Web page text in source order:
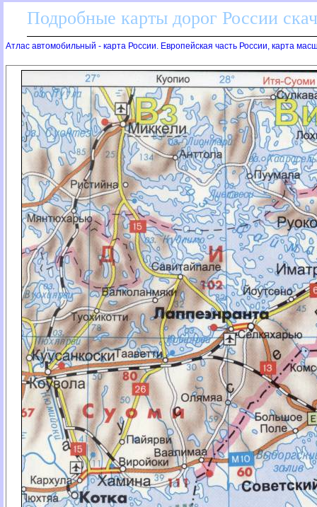
Подробные карты дорог России
Атлас автомобильный - карта России. Европейская часть России, карта